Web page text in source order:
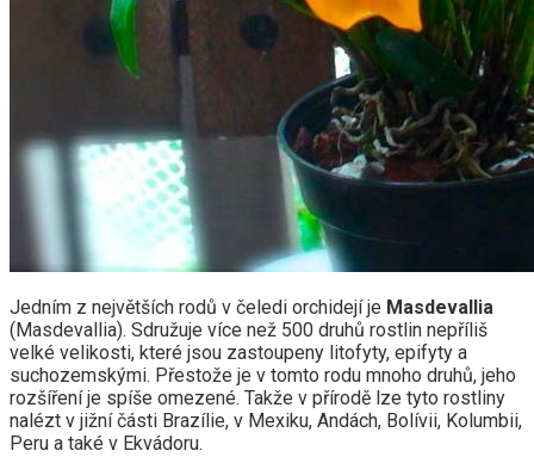
Jedním z největších rodů v čeledi orchidejí je Masdevallia
(Masdevallia). Sdružuje více než 500 druhů rostlin nepříliš
velké velikosti, které jsou zastoupeny litofyty, epifyty a
suchozemskými. Přestože je v tomto rodu mnoho druhů, jeho
rozšíření je spíše omezené. Takže v přírodě lze tyto rostliny
nalézt v jižní části Brazílie, v Mexiku, Andách, Bolívii, Kolumbii,
Peru a také v Ekvádoru.